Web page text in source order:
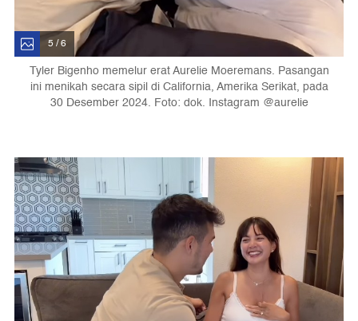
5 / 6
Tyler Bigenho memelur erat Aurelie Moeremans. Pasangan
ini menikah secara sipil di California, Amerika Serikat, pada
30 Desember 2024. Foto: dok. Instagram @aurelie